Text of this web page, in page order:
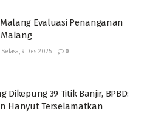
Malang Evaluasi Penanganan
Selasa, 9 Des 2025 0
Dikepung 39 Titik Banjir, BPBD:
Hanyut Terselamatkan